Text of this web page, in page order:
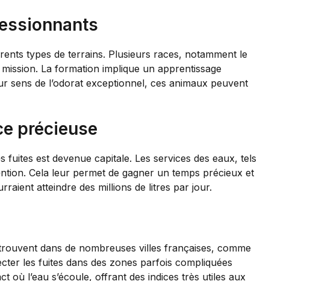
types de terrains. Plusieurs races, notamment le
La formation implique un apprentissage
sens de l’odorat exceptionnel, ces animaux peuvent
précieuse
est devenue capitale. Les services des eaux, tels
Cela leur permet de gagner un temps précieux et
atteindre des millions de litres par jour.
dans de nombreuses villes françaises, comme
les fuites dans des zones parfois compliquées
où l’eau s’écoule, offrant des indices très utiles aux